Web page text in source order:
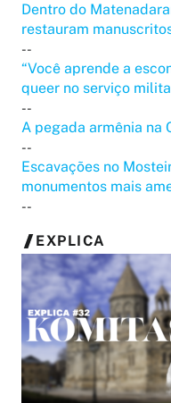
Dentro do
restauram
--
“Você aprende a
queer no serviço
--
A pegada armênia na
--
Escavações no
monumentos mais
--
EXPLICA